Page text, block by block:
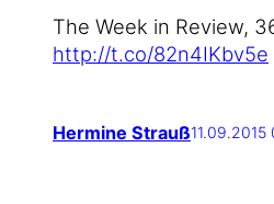
The Week in Review,
http://t.co/82n4IKbv5e
Hermine Strauß11.09.2015